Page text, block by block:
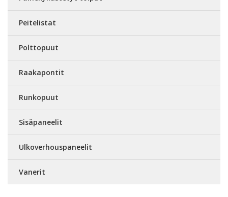
Peitelistat
Polttopuut
Raakapontit
Runkopuut
Sisäpaneelit
Ulkoverhouspaneelit
Vanerit